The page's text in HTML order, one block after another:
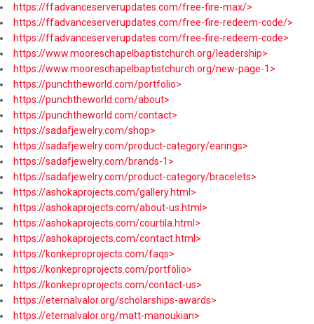
https://ffadvanceserverupdates.com/free-fire-max/>
https://ffadvanceserverupdates.com/free-fire-redeem-code/>
https://ffadvanceserverupdates.com/free-fire-redeem-code>
https://www.mooreschapelbaptistchurch.org/leadership>
https://www.mooreschapelbaptistchurch.org/new-page-1>
https://punchtheworld.com/portfolio>
https://punchtheworld.com/about>
https://punchtheworld.com/contact>
https://sadafjewelry.com/shop>
https://sadafjewelry.com/product-category/earings>
https://sadafjewelry.com/brands-1>
https://sadafjewelry.com/product-category/bracelets>
https://ashokaprojects.com/gallery.html>
https://ashokaprojects.com/about-us.html>
https://ashokaprojects.com/courtila.html>
https://ashokaprojects.com/contact.html>
https://konkeproprojects.com/faqs>
https://konkeproprojects.com/portfolio>
https://konkeproprojects.com/contact-us>
https://eternalvalor.org/scholarships-awards>
https://eternalvalor.org/matt-manoukian>